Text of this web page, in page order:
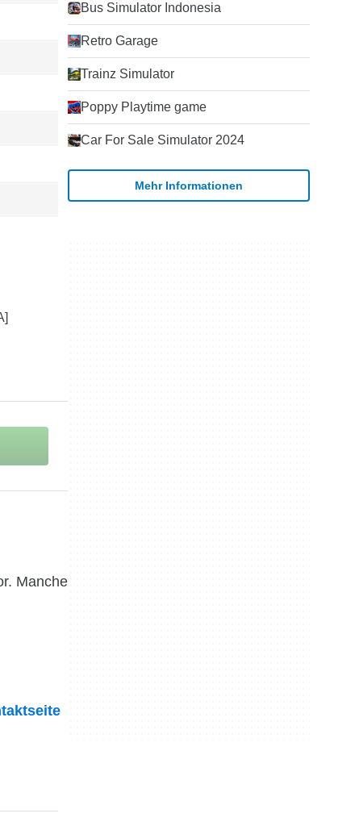
Manche
Bus Simulator Indonesia
Retro Garage
Trainz Simulator
Poppy Playtime game
Car For Sale Simulator 2024
Mehr Informationen